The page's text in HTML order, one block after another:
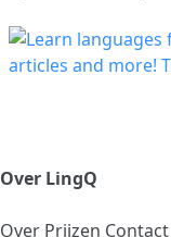
Over LingQ
Over Prijzen Contact